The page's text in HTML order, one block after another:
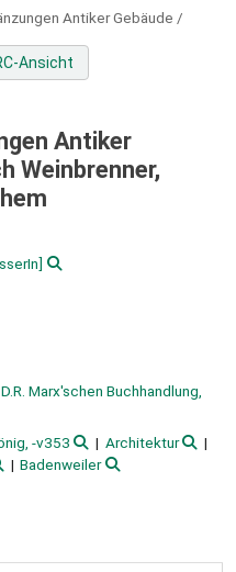
Antiker Gebäude /
Ansicht
Antiker
Weinbrenner,
Marx'schen Buchhandlung,
-v353
Architektur
Badenweiler